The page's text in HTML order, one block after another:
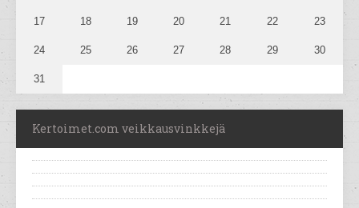
17 18 19 20 21 22 23
24 25 26 27 28 29 30
31
Kertoimet.com veikkausvinkkejä